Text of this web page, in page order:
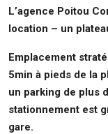
L’agence Poitou
location – un
Emplacement
5min à pieds de la
un parking de plus
stationnement est
gare.